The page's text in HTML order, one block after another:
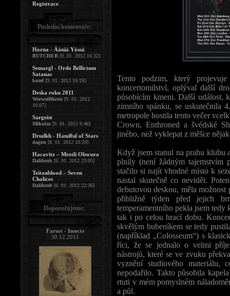
Tento podzim, který
koncertomilství, oplýval další
působícím kmeni. Další událost,
zimního spánku, se uskutečnila
metropole hostila tento večer
Crown, Enthroned a švédské
jiného, než vyklepat z měšce
Když jsem stanul na prahu klubu
plnily (není žádným tajemstvím
stačilo si najít vhodné místo k
nastal skutečně co nevidět.
debutovou deskou, měla
přibližně týden před jejich
temperamentního pekla jsem tedy
tak i po celou hrací dobu.
skvělým bubeníkem se tedy
(například „Colosseum“) s
říci, že se jednalo o velmi
nástrojů, které se ve zvuku
vyznění studiového materiálu,
nepodařilo. Takto působila
rtuti v mém pomyslném
a půl.
Registrace
Poslední komentáře:
Horna - Ääniä Yössä
BUTCHER [9. 01. 2012 16:22]
Semargl - Ordo Bellictum
Satanas
kozel [9. 01. 2012 16:18]
Deska roku 2011
Werwolfthron [9. 01. 2012
16:07]
Sargeist
Mikulas [9. 01. 2012 6:46]
Drudkh - Handful of Stars
dagon [8. 01. 2012 10:29]
Hacavitz – Meztli Obscura
Dalihrob [6. 01. 2012 23:05]
Teitanblood – Seven
Chalices
Dalihrob [6. 01. 2012 22:36]
Doporučujeme:
Farsot - Insects
30.12.2011